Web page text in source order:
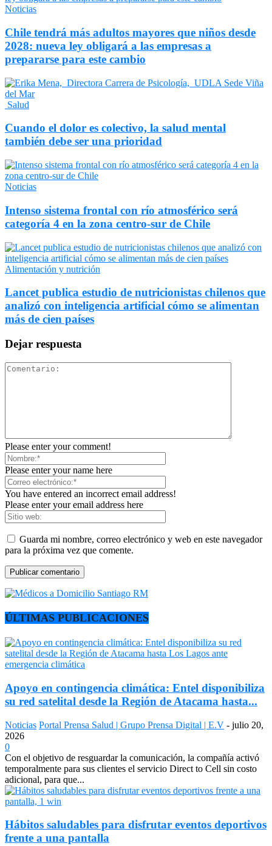
Noticias
Chile tendrá más adultos mayores que niños desde
2028: nueva ley obligará a las empresas a
prepararse para este cambio
Salud
Cuando el dolor es colectivo, la salud mental
también debe ser una prioridad
Noticias
Intenso sistema frontal con río atmosférico será
categoría 4 en la zona centro-sur de Chile
Alimentación y nutrición
Lancet publica estudio de nutricionistas chilenos que
analizó con inteligencia artificial cómo se alimentan
más de cien países
Dejar respuesta
Please enter your comment!
Please enter your name here
You have entered an incorrect email address!
Please enter your email address here
Guarda mi nombre, correo electrónico y web en este navegador
para la próxima vez que comente.
ÚLTIMAS PUBLICACIONES
Apoyo en contingencia climática: Entel disponibiliza
su red satelital desde la Región de Atacama hasta...
Noticias Portal Prensa Salud | Grupo Prensa Digital | E.V - julio 20,
2026
0
Con el objetivo de resguardar la comunicación, la compañía activó
temporalmente para sus clientes el servicio Direct to Cell sin costo
adicional, para que...
Hábitos saludables para disfrutar eventos deportivos
frente a una pantalla